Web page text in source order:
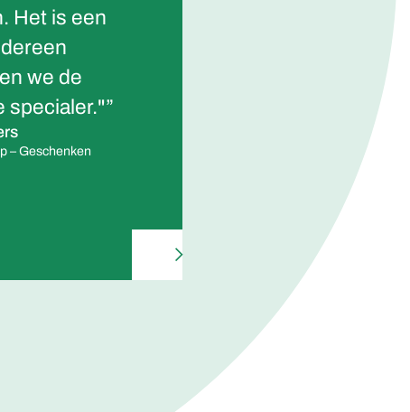
Het is een
we de
specialer."”
– Geschenken
delen het
zaken doen en
mensen. Het
groenonderhoud
hen goede
Procescoördinator